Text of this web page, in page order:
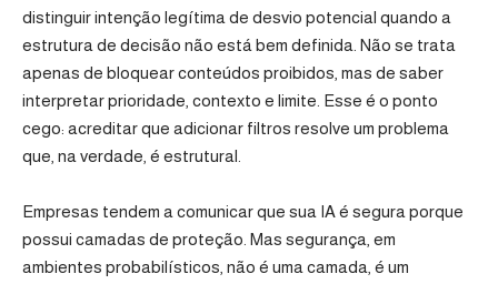
distinguir intenção legítima de desvio potencial quando a
estrutura de decisão não está bem definida. Não se trata
apenas de bloquear conteúdos proibidos, mas de saber
interpretar prioridade, contexto e limite. Esse é o ponto
cego: acreditar que adicionar filtros resolve um problema
que, na verdade, é estrutural.
Empresas tendem a comunicar que sua IA é segura porque
possui camadas de proteção. Mas segurança, em
ambientes probabilísticos, não é uma camada, é um